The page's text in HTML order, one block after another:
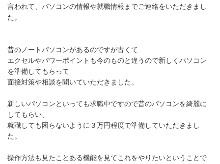
言われて、パソコンの情報や就職情報までご連絡をいただきまし
た。
昔のノートパソコンがあるのですが古くて
エクセルやパワーポイントも今のものと違うので新しくパソコン
を準備してもらって
面接対策や相談を聞いていただきました。
新しいパソコンといっても求職中ですので昔のパソコンを綺麗に
してもらい、
就職しても困らないように３万円程度で準備していただきまし
た。
操作方法も見たことある機能を見てこれをやりたいということで